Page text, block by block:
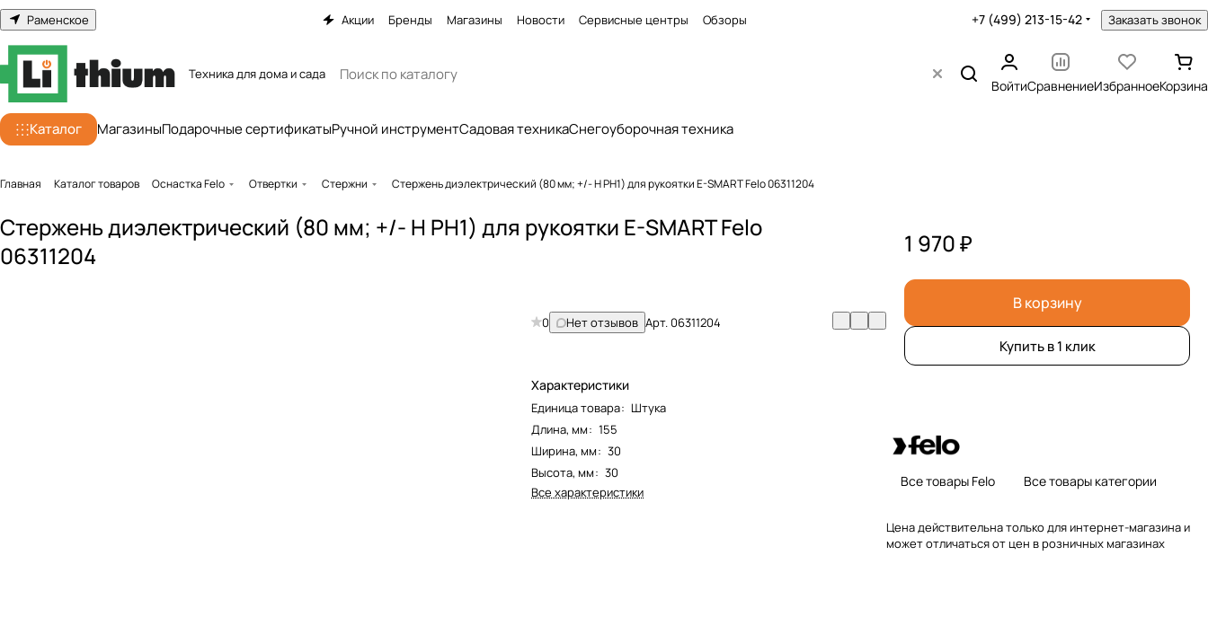
Раменское Акции Бренды Магазины Новости Сервисные центры Обзоры +7 (499) 213-15-42 Заказать звонок
Техника для дома и сада
ВойтиСравнениеИзбранноеКорзина
Каталог МагазиныПодарочные сертификатыРучной инструментСадовая техникаСнегоуборочная техника
Главная Каталог товаров Оснастка Felo Отвертки Стержни Стержень диэлектрический (80 мм; +/- H PH1) для рукоятки E-SMART Felo 06311204
Стержень диэлектрический (80 мм; +/- H PH1) для рукоятки E-SMART Felo
06311204
0 Нет отзывов Арт.06311204
Характеристики
Единица товара: Штука
Длина, мм: 155
Ширина, мм: 30
Высота, мм: 30
Все характеристики
1 970 ₽
В корзину
Купить в 1 клик
Все товары Felo Все товары категории
Цена действительна только для интернет-магазина и
может отличаться от цен в розничных магазинах